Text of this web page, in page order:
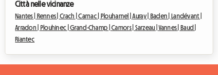
Città nelle vicinanze
Nantes | Rennes |Crach |Carnac | Plouharnel |Auray | Baden | Landévant |
Arradon | Plouhinec |Grand-Champ |Camors | Sarzeau |Vannes | Baud |
Riantec